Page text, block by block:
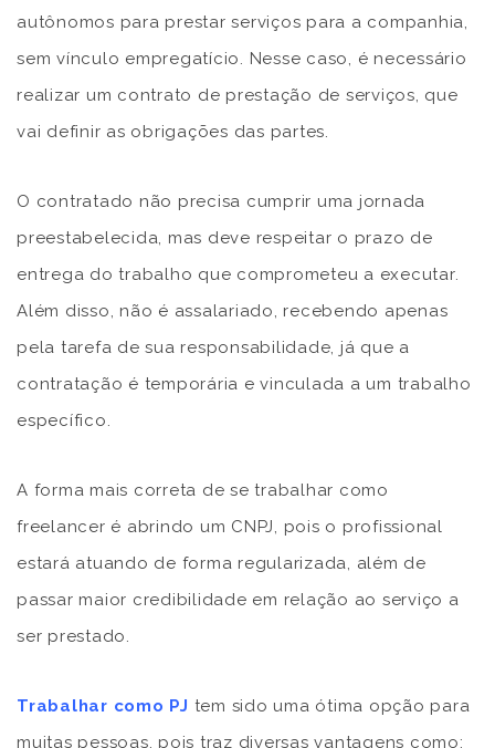
autônomos para prestar serviços para a companhia,
sem vínculo empregatício. Nesse caso, é necessário
realizar um contrato de prestação de serviços, que
vai definir as obrigações das partes.
O contratado não precisa cumprir uma jornada
preestabelecida, mas deve respeitar o prazo de
entrega do trabalho que comprometeu a executar.
Além disso, não é assalariado, recebendo apenas
pela tarefa de sua responsabilidade, já que a
contratação é temporária e vinculada a um trabalho
específico.
A forma mais correta de se trabalhar como
freelancer é abrindo um CNPJ, pois o profissional
estará atuando de forma regularizada, além de
passar maior credibilidade em relação ao serviço a
ser prestado.
Trabalhar como PJ tem sido uma ótima opção para
muitas pessoas, pois traz diversas vantagens como: